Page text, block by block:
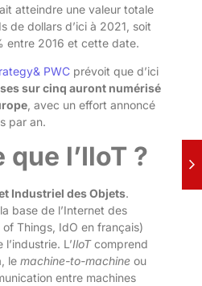
atteindre une valeur totale
de dollars d’ici à 2021, soit
entre 2016 et cette date.
PWC prévoit que d’ici
sur cinq auront numérisé
, avec un effort annoncé
par an.
que l’IloT ?
Industriel des Objets.
base de l’Internet des
Things, IdO en français)
L’IloTcomprend
le machine-to-machine ou
entre machines